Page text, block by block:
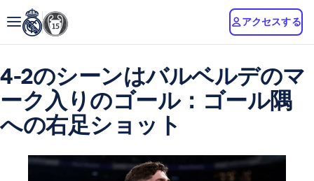
アクセスする
4-2のシーンはバルベルデのマ
ーク入りのゴール：ゴール隅
への右足ショット